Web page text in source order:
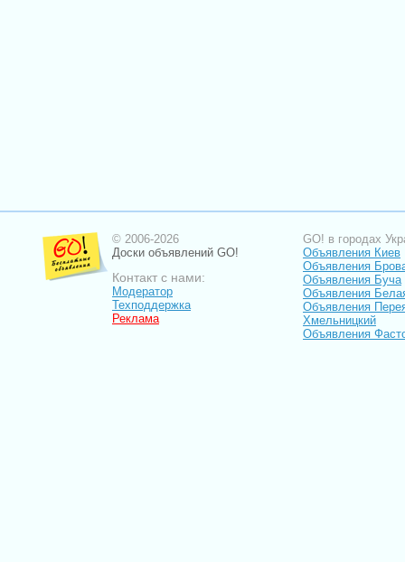
© 2006-2026
Доски объявлений GO!
Контакт с нами:
Модератор
Техподдержка
Реклама
GO! в городах
Объявления Киев
Объявления
Объявления Буча
Объявления
Объявления
Хмельницкий
Объявления